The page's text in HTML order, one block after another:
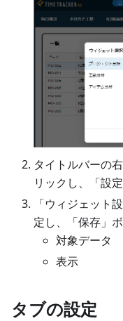
タイトルバーの
リックし、「設
「ウィジェット
定し、「保存」
対象データ
表示
タブの設定